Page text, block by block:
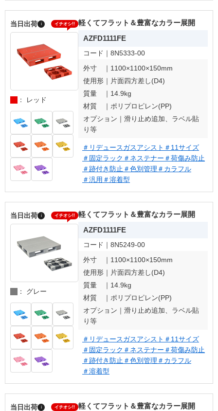
当日出荷 i イチオシ!!
： レッド
軽くてフラット＆豊富なカラー展開
AZFD1111FE
コード｜ 8N5333-00
外寸 ｜ 1100×1100×150mm
使用形｜ 片面四方差し(D4)
質量 ｜ 14.9kg
材質 ｜ ポリプロピレン(PP)
オプション｜ 滑り止め追加、ラベル貼
り等
＃リデュースガスアシスト ＃11サイズ
＃固定ラック ＃ネステナー ＃荷傷み防止
＃跡付き防止 ＃色別管理 ＃カラフル
＃汎用 ＃溶着型
当日出荷 i イチオシ!!
： グレー
軽くてフラット＆豊富なカラー展開
AZFD1111FE
コード｜ 8N5249-00
外寸 ｜ 1100×1100×150mm
使用形｜ 片面四方差し(D4)
質量 ｜ 14.9kg
材質 ｜ ポリプロピレン(PP)
オプション｜ 滑り止め追加、ラベル貼
り等
＃リデュースガスアシスト ＃11サイズ
＃固定ラック ＃ネステナー ＃荷傷み防止
＃跡付き防止 ＃色別管理 ＃カラフル
＃溶着型
当日出荷 i イチオシ!! 軽くてフラット＆豊富なカラー展開